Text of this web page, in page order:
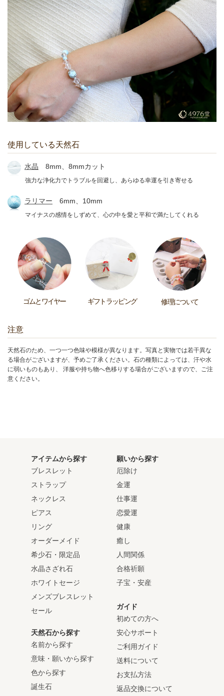
使用している天然石
水晶 8mm、8mmカット
強力な浄化力でトラブルを回避し、あらゆる幸運を引き寄せる
ラリマー 6mm、10mm
マイナスの感情をしずめて、心の中を愛と平和で満たしてくれる
ゴムとワイヤー ギフトラッピング 修理について
注意
天然石のため、一つ一つ色味や模様が異なります。写真と実物では若干異な
る場合がございますが、予めご了承ください。石の種類によっては、汗や水
に弱いものもあり、 洋服や持ち物へ色移りする場合がございますので、ご注
意ください。
アイテムから探す
ブレスレット
ストラップ
ネックレス
ピアス
リング
オーダーメイド
希少石・限定品
水晶さざれ石
ホワイトセージ
メンズブレスレット
セール
願いから探す
厄除け
金運
仕事運
恋愛運
健康
癒し
人間関係
合格祈願
子宝・安産
天然石から探す
名前から探す
意味・願いから探す
色から探す
誕生石
ガイド
初めての方へ
安心サポート
ご利用ガイド
送料について
お支払方法
返品交換について